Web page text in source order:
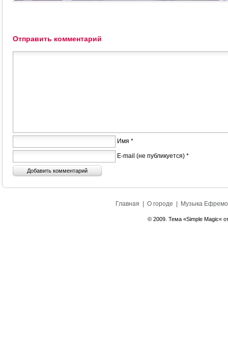
Отправить комментарий
Имя *
E-mail (не публикуется) *
Главная О городе Музыка
© 2009. Тема «Simple Magic«